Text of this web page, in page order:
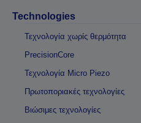
Technologies
Τεχνολογία χωρίς θερμότητα
PrecisionCore
Τεχνολογία Micro Piezo
Πρωτοποριακές τεχνολογίες
Βιώσιμες τεχνολογίες